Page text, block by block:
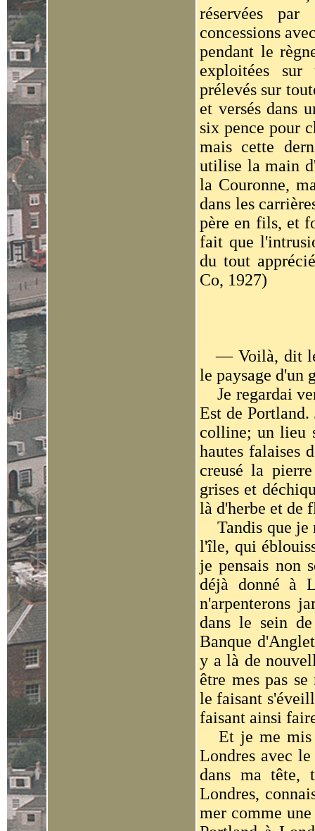
réservées
concessions
pendant le
exploitées sur
prélevés sur
et versés dans
six pence pour
mais cette
utilise la main
la Couronne,
dans les
père en fils, et
fait que
du tout
Co, 1927)
— Voilà, dit le
le paysage d'un
Je regardai
Est de
colline; un lieu
hautes falaises
creusé la
grises et
là d'herbe et de
Tandis que je
l'île, qui
je pensais non
déjà donné à
n'arpenterons
dans le sein
Banque
y a là de
être mes pas
le faisant
faisant ainsi
Et je me mis
Londres avec
dans ma tête,
Londres,
mer comme